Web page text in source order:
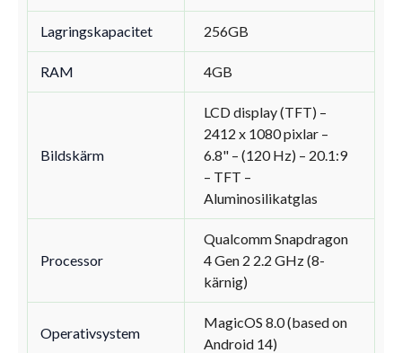
Lagringskapacitet 256GB
RAM 4GB
Bildskärm
LCD display (TFT) –
2412 x 1080 pixlar –
6.8" – (120 Hz) – 20.1:9
– TFT –
Aluminosilikatglas
Processor
Qualcomm Snapdragon
4 Gen 2 2.2 GHz (8-
kärnig)
Operativsystem
MagicOS 8.0 (based on
Android 14)